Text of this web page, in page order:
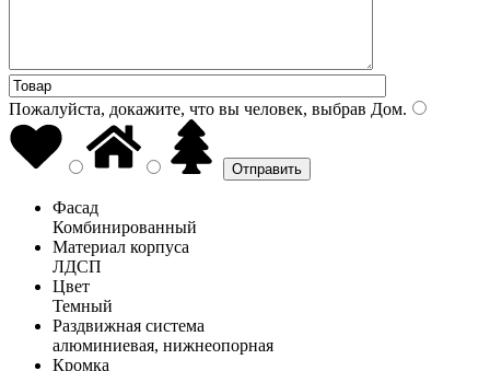
Пожалуйста, докажите, что вы человек, выбрав Дом.
Фасад
Комбинированный
Материал корпуса
ЛДСП
Цвет
Темный
Раздвижная система
алюминиевая, нижнеопорная
Кромка